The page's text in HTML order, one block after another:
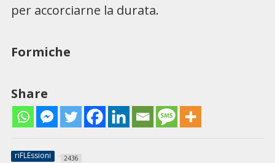
per accorciarne la durata.
Formiche
Share
riFLEssioni 2436